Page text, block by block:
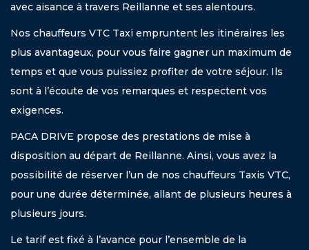
avec aisance à travers Reillanne et ses alentours.
Nos chauffeurs VTC Taxi empruntent les itinéraires les
plus avantageux, pour vous faire gagner un maximum de
temps et que vous puissiez profiter de votre séjour. Ils
sont à l’écoute de vos remarques et respectent vos
exigences.
PACA DRIVE propose des prestations de mise à
disposition au départ de Reillanne. Ainsi, vous avez la
possibilité de réserver l’un de nos chauffeurs Taxis VTC,
pour une durée déterminée, allant de plusieurs heures à
plusieurs jours.
Le tarif est fixé à l’avance pour l’ensemble de la